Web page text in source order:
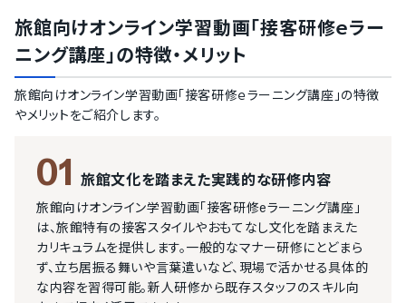
旅館向けオンライン学習動画「接客研修ｅラー
ニング講座」の特徴・メリット
旅館向けオンライン学習動画「接客研修ｅラーニング講座」の特徴
やメリットをご紹介します。
01 旅館文化を踏まえた実践的な研修内容
旅館向けオンライン学習動画「接客研修eラーニング講座」
は、旅館特有の接客スタイルやおもてなし文化を踏まえた
カリキュラムを提供します。一般的なマナー研修にとどまら
ず、立ち居振る舞いや言葉遣いなど、現場で活かせる具体的
な内容を習得可能。新人研修から既存スタッフのスキル向